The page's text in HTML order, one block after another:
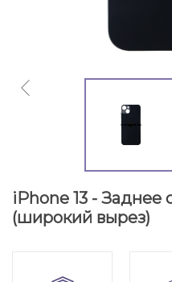
iPhone 13 - Заднее
(широкий вырез)